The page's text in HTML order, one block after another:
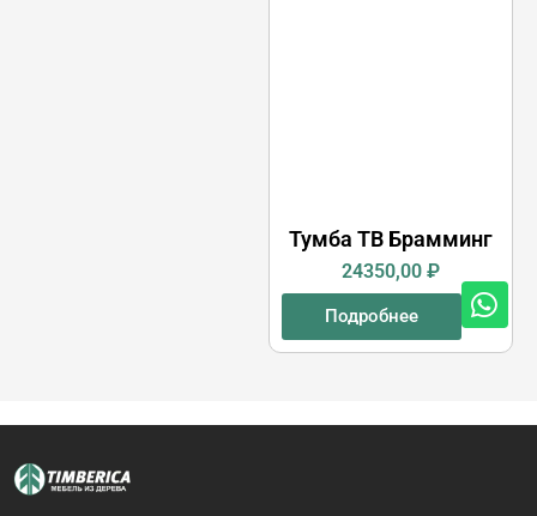
Тумба ТВ Брамминг
24350,00 ₽
Подробнее